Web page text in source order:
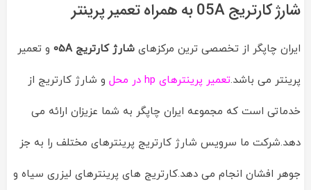
شارژ کارتریج 05A به همراه تعمیر پرینتر
ایران چاپگر از تخصصی ترین مرکزهای شارژ کارتریج 05A و تعمیر
پرینتر می باشد.تعمیر پرینترهای hp در محل و شارژ کارتریج از
خدماتی است که مجموعه ایران چاپگر به شما عزیزان ارائه می
دهد.شرکت ما سرویس شارژ کارتریج پرینترهای مختلف را به جز
جوهر افشان انجام می دهد.کارتریج های پرینترهای لیزری سیاه و